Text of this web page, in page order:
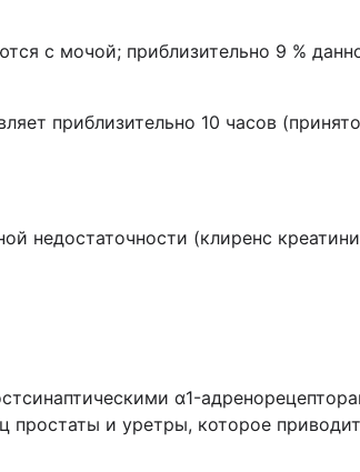
с мочой; приблизительно 9 %
приблизительно 10 часов
недостаточности (клиренс
α1-
простаты и уретры, которое